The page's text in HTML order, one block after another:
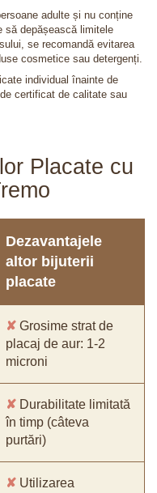
adulte și nu conține
să depășească limitele
se recomandă evitarea
cosmetice sau detergenți.
individual înainte de
certificat de calitate sau
Placate cu
Dezavantajele
altor bijuterii
placate
✘ Grosime strat de
placaj de aur: 1-2
microni
✘ Durabilitate limitată
în timp (câteva
purtări)
✘ Utilizarea